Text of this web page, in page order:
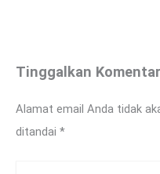
Tinggalkan Komentar
Alamat email Anda tidak
ditandai *